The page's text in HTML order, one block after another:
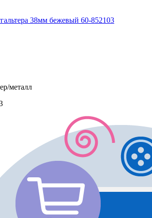
38мм бежевый 60-852103
металл